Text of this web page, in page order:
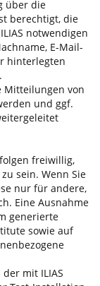
über die
berechtigt, die
ILIAS notwendigen
E-Mail-
hinterlegten
Mitteilungen von
und ggf.
freiwillig,
sein. Wenn Sie
nur für andere,
Eine Ausnahme
generierte
sowie auf
der mit ILIAS